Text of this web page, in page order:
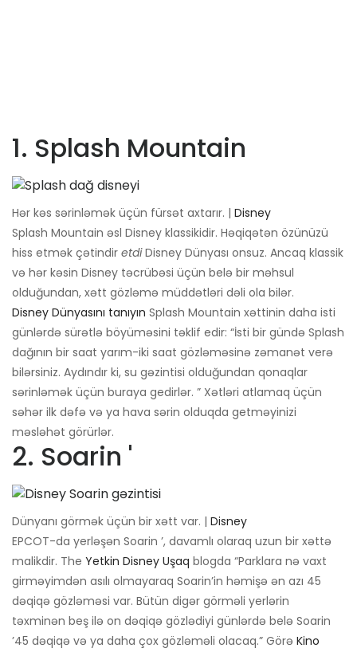
1. Splash Mountain
Hər kəs sərinləmək üçün fürsət axtarır. | Disney
Splash Mountain əsl Disney klassikidir. Həqiqətən özünüzü
hiss etmək çətindir etdiDisney Dünyası onsuz. Ancaq klassik
və hər kəsin Disney təcrübəsi üçün belə bir məhsul
olduğundan, xətt gözləmə müddətləri dəli ola bilər.
Disney Dünyasını tanıyın Splash Mountain xəttinin daha isti
günlərdə sürətlə böyüməsini təklif edir: “İsti bir gündə Splash
dağının bir saat yarım-iki saat gözləməsinə zəmanət verə
bilərsiniz. Aydındır ki, su gəzintisi olduğundan qonaqlar
sərinləmək üçün buraya gedirlər. ” Xətləri atlamaq üçün
səhər ilk dəfə və ya hava sərin olduqda getməyinizi
məsləhət görürlər.
2. Soarin '
Dünyanı görmək üçün bir xətt var. | Disney
EPCOT-da yerləşən Soarin ’, davamlı olaraq uzun bir xəttə
malikdir. The Yetkin Disney Uşaq blogda “Parklara nə vaxt
girməyimdən asılı olmayaraq Soarin’in həmişə ən azı 45
dəqiqə gözləməsi var. Bütün digər görməli yerlərin
təxminən beş ilə on dəqiqə gözlədiyi günlərdə belə Soarin
’45 dəqiqə və ya daha çox gözləməli olacaq.” Görə Kino